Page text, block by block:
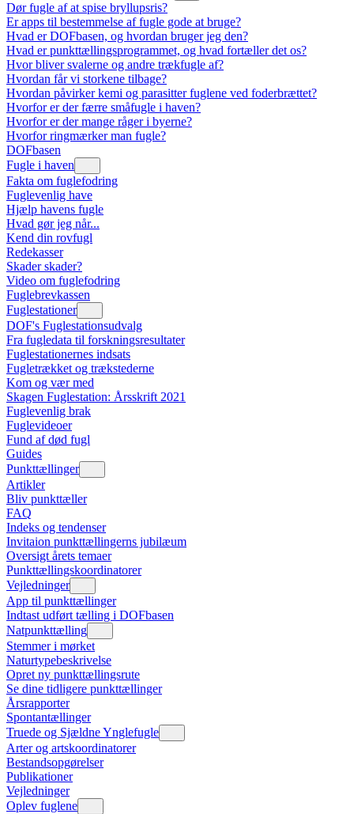
Dør fugle af at spise bryllupsris?
Er apps til bestemmelse af fugle gode at bruge?
Hvad er DOFbasen, og hvordan bruger jeg den?
Hvad er punkttællingsprogrammet, og hvad fortæller det os?
Hvor bliver svalerne og andre trækfugle af?
Hvordan får vi storkene tilbage?
Hvordan påvirker kemi og parasitter fuglene ved foderbrættet?
Hvorfor er der færre småfugle i haven?
Hvorfor er der mange råger i byerne?
Hvorfor ringmærker man fugle?
DOFbasen
Fugle i haven
Fakta om fuglefodring
Fuglevenlig have
Hjælp havens fugle
Hvad gør jeg når...
Kend din rovfugl
Redekasser
Skader skader?
Video om fuglefodring
Fuglebrevkassen
Fuglestationer
DOF's Fuglestationsudvalg
Fra fugledata til forskningsresultater
Fuglestationernes indsats
Fugletrækket og trækstederne
Kom og vær med
Skagen Fuglestation: Årsskrift 2021
Fuglevenlig brak
Fuglevideoer
Fund af død fugl
Guides
Punkttællinger
Artikler
Bliv punkttæller
FAQ
Indeks og tendenser
Invitaion punkttællingerns jubilæum
Oversigt årets temaer
Punkttællingskoordinatorer
Vejledninger
App til punkttællinger
Indtast udført tælling i DOFbasen
Natpunkttælling
Stemmer i mørket
Naturtypebeskrivelse
Opret ny punkttællingsrute
Se dine tidligere punkttællinger
Årsrapporter
Spontantællinger
Truede og Sjældne Ynglefugle
Arter og artskoordinatorer
Bestandsopgørelser
Publikationer
Vejledninger
Oplev fuglene